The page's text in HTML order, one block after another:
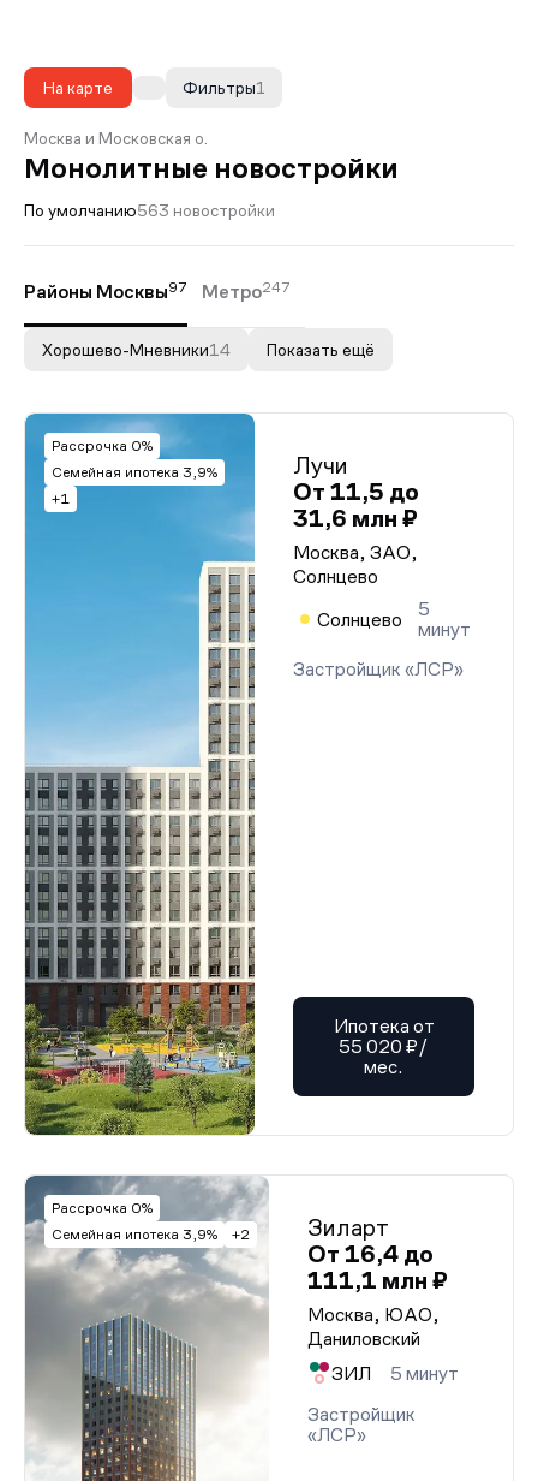
На карте 1
Фильтры
Москва и Московская о.
Монолитные новостройки
По умолчанию563 новостройки
Районы Москвы97 Метро247
Хорошево-Мневники14 Показать ещё
Рассрочка 0%
Семейная ипотека 3,9%
+1
Лучи
От 11,5 до
31,6 млн ₽
Москва, ЗАО,
Солнцево
Солнцево
5
минут
Застройщик «ЛСР»
Ипотека от
55 020 ₽/
мес.
Рассрочка 0%
Семейная ипотека 3,9%
+2
Зиларт
От 16,4 до
111,1 млн ₽
Москва, ЮАО,
Даниловский
ЗИЛ
5 минут
Застройщик
«ЛСР»